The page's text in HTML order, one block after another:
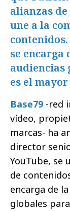
alianzas de
une a la
contenidos.
se encarga
audiencias
es el
Base79 -red
vídeo,
marcas- ha
director
YouTube, se
de
encarga de
globales